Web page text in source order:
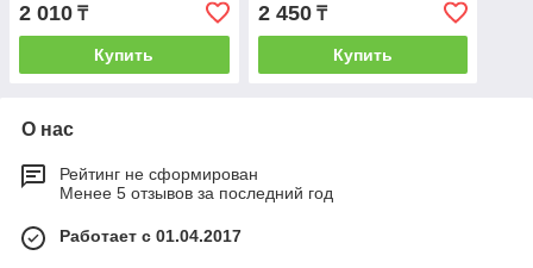
2 010 ₸
Купить
2 450₸
Купить
О нас
Рейтинг не сформирован
Менее 5 отзывов за последний год
Работает с 01.04.2017